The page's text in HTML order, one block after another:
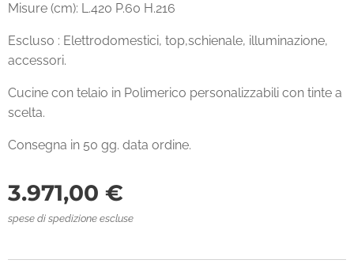
Misure (cm): L.420 P.60 H.216
Escluso : Elettrodomestici, top,schienale, illuminazione,
accessori.
Cucine con telaio in Polimerico personalizzabili con tinte a
scelta.
Consegna in 50 gg. data ordine.
3.971,00 €
spese di spedizione escluse